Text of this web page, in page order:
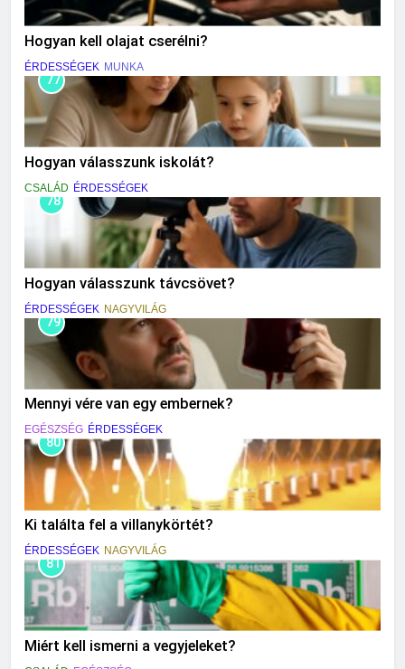
Hogyan kell olajat cserélni?
ÉRDESSÉGEK MUNKA
77
Hogyan válasszunk iskolát?
CSALÁD ÉRDESSÉGEK
78
Hogyan válasszunk távcsövet?
ÉRDESSÉGEK NAGYVILÁG
79
Mennyi vére van egy embernek?
EGÉSZSÉG ÉRDESSÉGEK
80
Ki találta fel a villanykörtét?
ÉRDESSÉGEK NAGYVILÁG
81
Miért kell ismerni a vegyjeleket?